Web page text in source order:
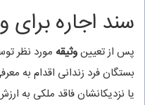
سند اجاره برای
پس از تعیینوثیقه مورد نظر
بستگان فرد زندانی اقدام به
یا نزدیکانشان فاقد ملکی به